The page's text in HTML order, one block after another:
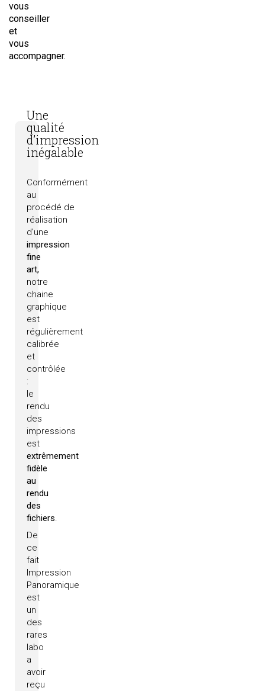
vous
conseiller
et
vous
accompagner.
Une
qualité
d’impression
inégalable
Conformément
au
procédé de
réalisation
d'une
impression
fine
art,
notre
chaine
graphique
est
régulièrement
calibrée
et
contrôlée
:
le
rendu
des
impressions
est
extrêmement
fidèle
au
rendu
des
fichiers.
De
ce
fait
Impression
Panoramique
est
un
des
rares
labo
a
avoir
reçu